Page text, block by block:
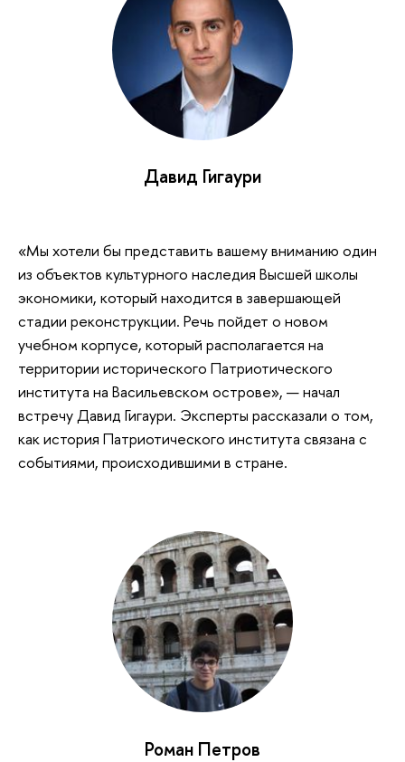
Давид Гигаури
«Мы хотели бы представить вашему вниманию один
из объектов культурного наследия Высшей школы
экономики, который находится в завершающей
стадии реконструкции. Речь пойдет о новом
учебном корпусе, который располагается на
территории исторического Патриотического
института на Васильевском острове», — начал
встречу Давид Гигаури. Эксперты рассказали о том,
как история Патриотического института связана с
событиями, происходившими в стране.
Роман Петров